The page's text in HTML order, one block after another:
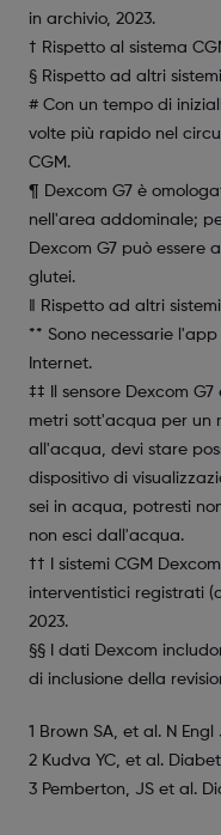
in archivio, 2023.
† Rispetto al sistema
§ Rispetto ad altri
# Con un tempo di
volte più rapido nel
CGM.
¶ Dexcom G7 è
nell'area addominale;
Dexcom G7 può essere
glutei.
‖ Rispetto ad altri
** Sono necessarie
Internet.
‡‡ Il sensore Dexcom
metri sott'acqua per un
all'acqua, devi stare
dispositivo di
sei in acqua, potresti
non esci dall'acqua.
†† I sistemi CGM
interventistici registrati
2023.
§§ I dati Dexcom
di inclusione della
1 Brown SA, et al. N Engl
2 Kudva YC, et al.
3 Pemberton, JS et al.